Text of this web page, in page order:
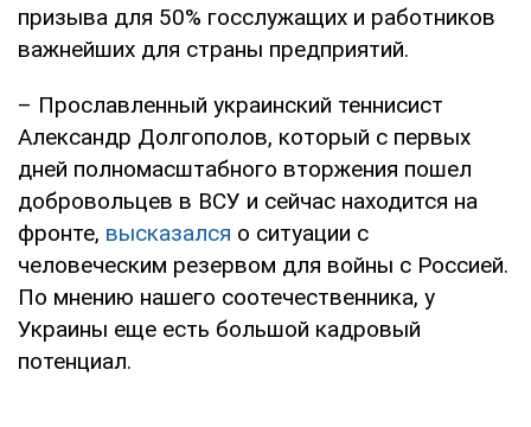
призыва для 50% госслужащих и работников
важнейших для страны предприятий.
– Прославленный украинский теннисист
Александр Долгополов, который с первых
дней полномасштабного вторжения пошел
добровольцев в ВСУ и сейчас находится на
фронте, высказался о ситуации с
человеческим резервом для войны с Россией.
По мнению нашего соотечественника, у
Украины еще есть большой кадровый
потенциал.